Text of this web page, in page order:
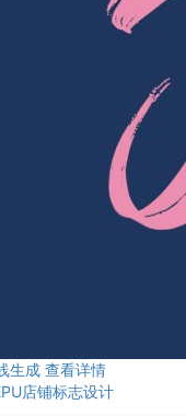
生成 查看详情
店铺标志设计